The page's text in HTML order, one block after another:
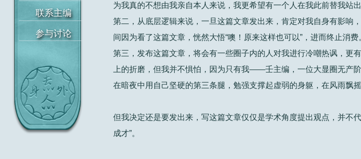
六壬小说
周边故事
给我留言
联系主编
参与讨论
为我真的不想由我亲自本人来说，我更希望有一个人在我此前替我站
第二，从底层逻辑来说，一旦这篇文章发出来，肯定对我自身有影响
间因为看了这篇文章，恍然大悟“噢！原来这样也可以”，进而终止消费
第三，发布这篇文章，将会有一些圈子内的人对我进行冷嘲热讽，更
上的折磨，但我并不惧怕，因为只有我——壬主编，一位大显圈无产
在暗夜中用自己坚硬的第三条腿，勉强支撑起虚弱的身躯，在风雨飘摇
但我决定还是要发出来，写这篇文章仅仅是学术角度提出观点，并不
成才”。